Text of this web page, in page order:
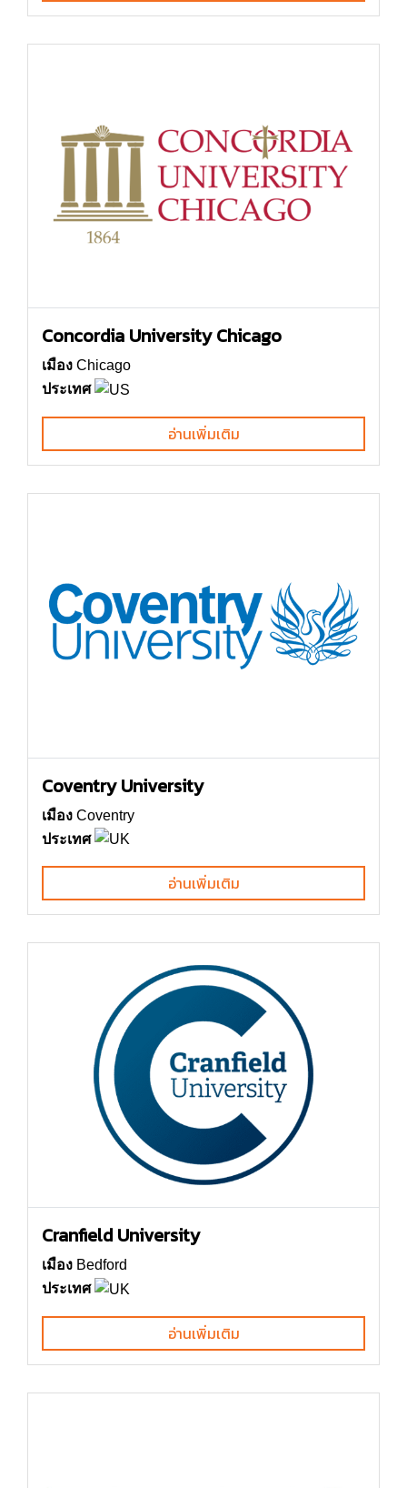
Concordia University Chicago
เมือง Chicago
ประเทศ
อ่านเพิ่มเติม
Coventry University
เมือง Coventry
ประเทศ
อ่านเพิ่มเติม
Cranfield University
เมือง Bedford
ประเทศ
อ่านเพิ่มเติม